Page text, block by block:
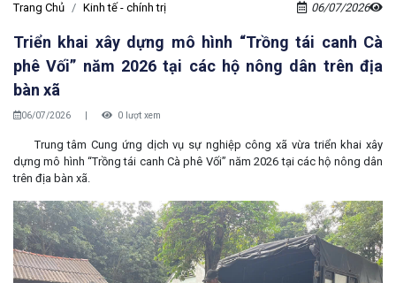
Trang Chủ Kinh tế - chính trị 06/07/2026
Triển khai xây dựng mô hình “Trồng tái canh Cà
phê Vối” năm 2026 tại các hộ nông dân trên địa
bàn xã
06/07/2026 | 0 lượt xem
Trung tâm Cung ứng dịch vụ sự nghiệp công xã vừa triển khai xây
dựng mô hình “Trồng tái canh Cà phê Vối” năm 2026 tại các hộ nông dân
trên địa bàn xã.